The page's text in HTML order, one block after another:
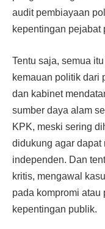
audit pembiayaan
kepentingan pejabat
Tentu saja, semua
kemauan politik dari
dan kabinet
sumber daya alam
KPK, meski sering
didukung agar dapat
independen. Dan
kritis, mengawal
pada kompromi
kepentingan publik.